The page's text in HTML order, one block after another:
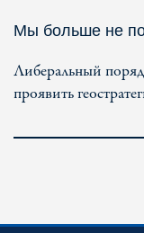
Мы больше не
Либеральный
проявить